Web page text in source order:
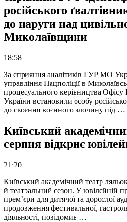
російського
до наруги над
Миколаївщини
18:58
За сприяння аналітиків ГУР МО
управління Нацполіції в
процесуального керівництва Офісу
України встановили особу
до скоєння воєнного злочину під …
Київський
серпня відкриє
21:20
Київський академічний театр
й театральний сезон. У ювілейній
прем’єри для дитячої та дорослої
продовження фестивальної,
діяльності, повідомив …